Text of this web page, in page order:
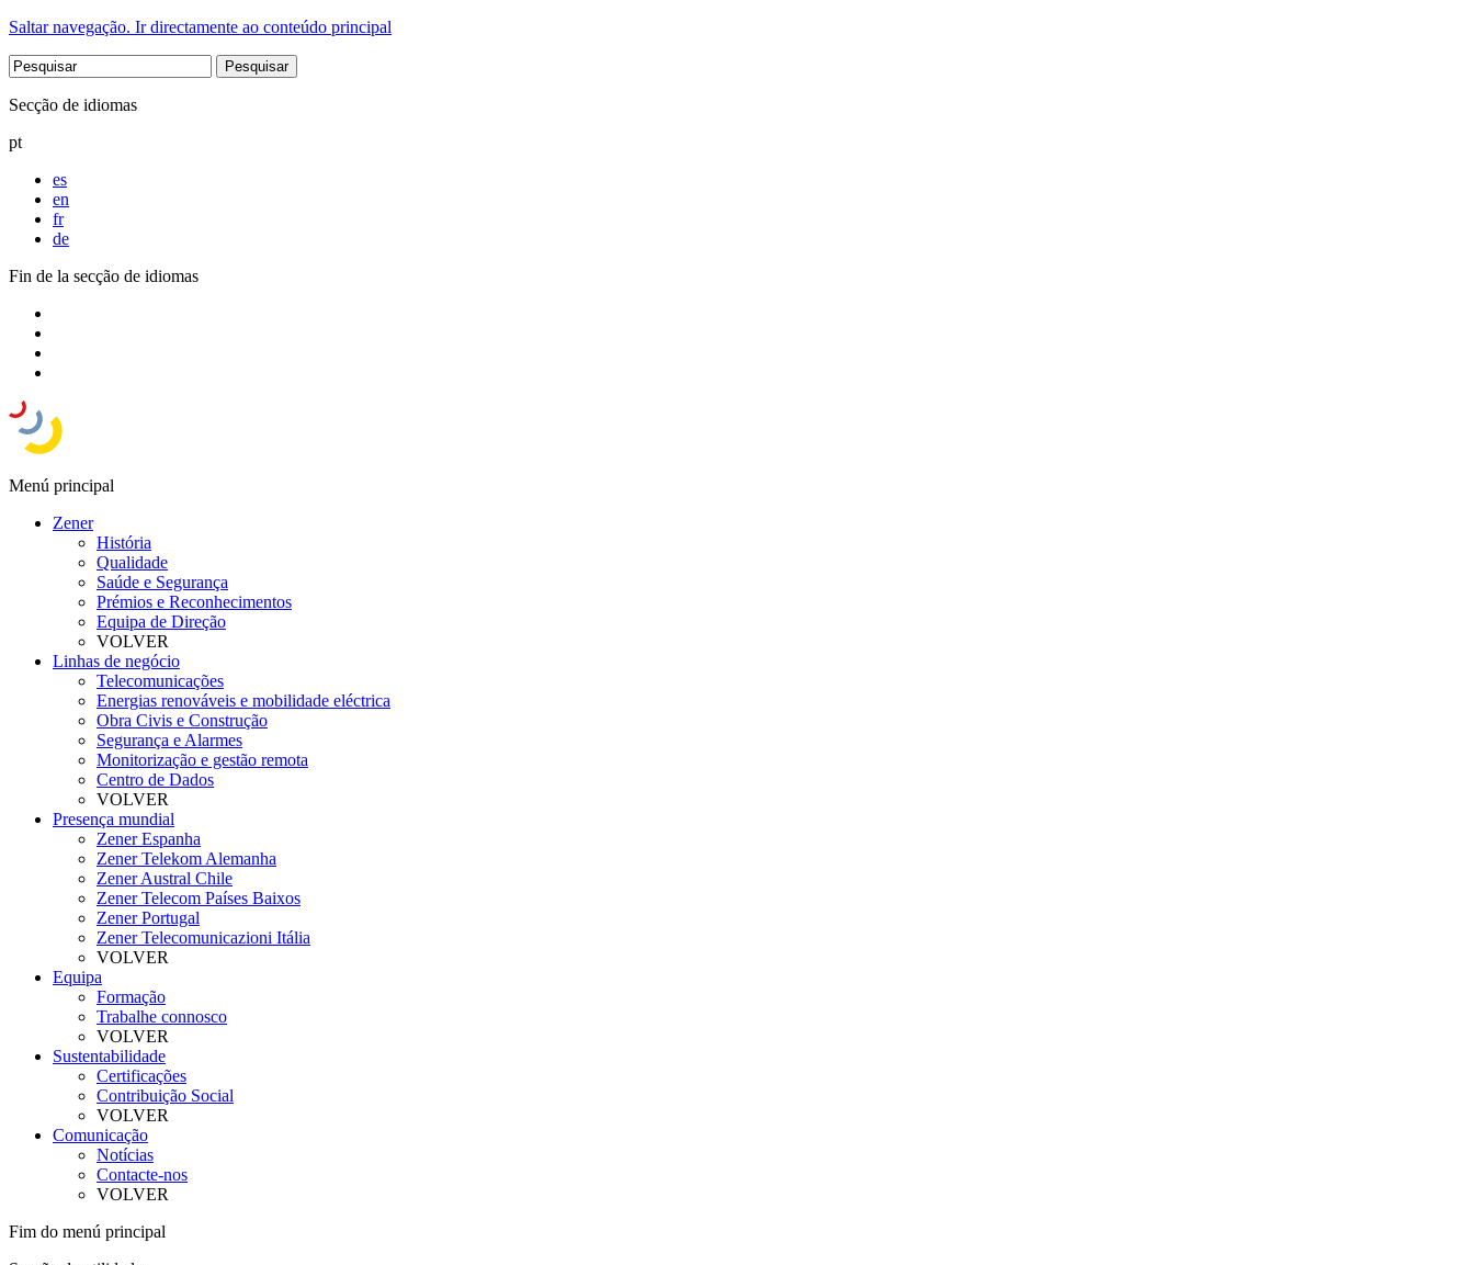
Saltar navegação. Ir directamente ao conteúdo principal
Secção de idiomas
pt
es
en
fr
de
Fin de la secção de idiomas
Menú principal
Zener
História
Qualidade
Saúde e Segurança
Prémios e Reconhecimentos
Equipa de Direção
VOLVER
Linhas de negócio
Telecomunicações
Energias renováveis e mobilidade eléctrica
Obra Civis e Construção
Segurança e Alarmes
Monitorização e gestão remota
Centro de Dados
VOLVER
Presença mundial
Zener Espanha
Zener Telekom Alemanha
Zener Austral Chile
Zener Telecom Países Baixos
Zener Portugal
Zener Telecomunicazioni Itália
VOLVER
Equipa
Formação
Trabalhe connosco
VOLVER
Sustentabilidade
Certificações
Contribuição Social
VOLVER
Comunicação
Notícias
Contacte-nos
VOLVER
Fim do menú principal